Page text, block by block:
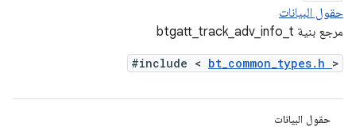
حقول البيانات
مرجع بنية btgatt_track_adv_info_t
#include < bt_common_types.h >
حقول البيانات